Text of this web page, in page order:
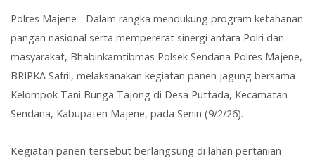
Polres Majene - Dalam rangka mendukung program ketahanan
pangan nasional serta mempererat sinergi antara Polri dan
masyarakat, Bhabinkamtibmas Polsek Sendana Polres Majene,
BRIPKA Safril, melaksanakan kegiatan panen jagung bersama
Kelompok Tani Bunga Tajong di Desa Puttada, Kecamatan
Sendana, Kabupaten Majene, pada Senin (9/2/26).
Kegiatan panen tersebut berlangsung di lahan pertanian